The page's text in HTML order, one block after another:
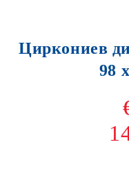
Циркониев
98